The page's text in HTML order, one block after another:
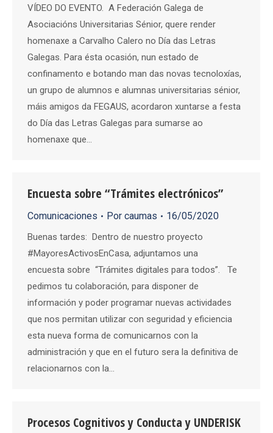
VÍDEO DO EVENTO. A Federación Galega de
Asociacións Universitarias Sénior, quere render
homenaxe a Carvalho Calero no Día das Letras
Galegas. Para ésta ocasión, nun estado de
confinamento e botando man das novas tecnoloxías,
un grupo de alumnos e alumnas universitarias sénior,
máis amigos da FEGAUS, acordaron xuntarse a festa
do Día das Letras Galegas para sumarse ao
homenaxe que…
Encuesta sobre “Trámites electrónicos”
Comunicaciones Por caumas 16/05/2020
Buenas tardes: Dentro de nuestro proyecto
#MayoresActivosEnCasa, adjuntamos una
encuesta sobre “Trámites digitales para todos”. Te
pedimos tu colaboración, para disponer de
información y poder programar nuevas actividades
que nos permitan utilizar con seguridad y eficiencia
esta nueva forma de comunicarnos con la
administración y que en el futuro sera la definitiva de
relacionarnos con la…
Procesos Cognitivos y Conducta y UNDERISK